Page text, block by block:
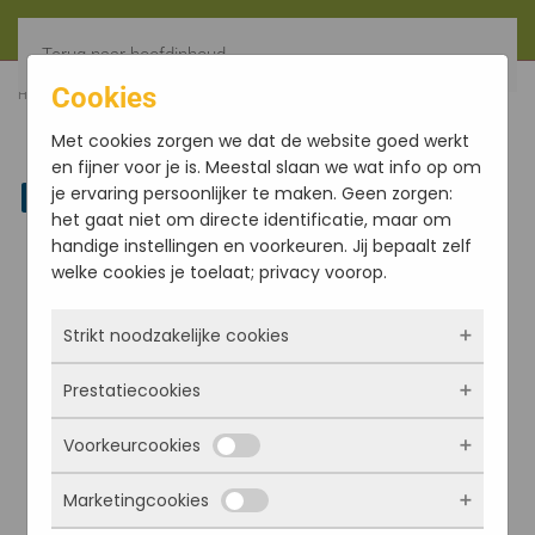
Terug naar hoofdinhoud
HOME FILTER
Linkedin
Cookies
Met cookies zorgen we dat de website goed werkt
en fijner voor je is. Meestal slaan we wat info op om
je ervaring persoonlijker te maken. Geen zorgen:
het gaat niet om directe identificatie, maar om
handige instellingen en voorkeuren. Jij bepaalt zelf
welke cookies je toelaat; privacy voorop.
Strikt noodzakelijke cookies
Deze cookies zorgen ervoor dat de website
überhaupt werkt. Ze zijn dus altijd actief en
kunnen niet worden uitgezet. Meestal worden
ze alleen geplaatst als jij iets doet, zoals
inloggen, een formulier invullen of je
Prestatiecookies
Met deze cookies zien we hoe vaak onze site
bezocht wordt, waar bezoekers vandaan
komen en welke pagina’s populair zijn. Zo
Voorkeurcookies
Deze cookies onthouden jouw voorkeuren.
Marketingcookies